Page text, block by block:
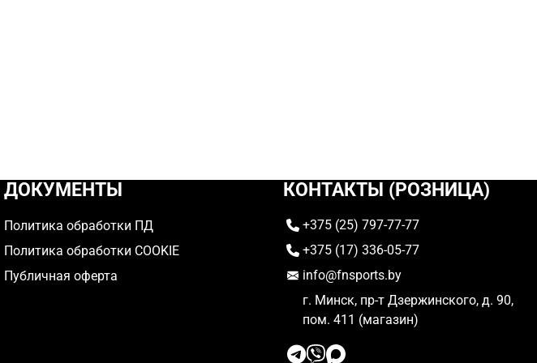
ДОКУМЕНТЫ
Политика обработки ПД
Политика обработки COOKIE
Публичная оферта
КОНТАКТЫ (РОЗНИЦА)
+375 (25) 797-77-77
+375 (17) 336-05-77
info@fnsports.by
г. Минск, пр-т Дзержинского, д. 90,
пом. 411 (магазин)